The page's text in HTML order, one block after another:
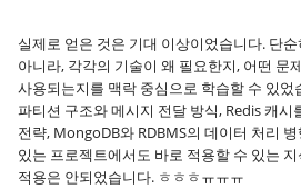
실제로 얻은 것은 기대 이상이었습니다. 단
아니라, 각각의 기술이 왜 필요한지, 어떤 문
사용되는지를 맥락 중심으로 학습할 수 있었
파티션 구조와 메시지 전달 방식, Redis 캐시
전략, MongoDB와 RDBMS의 데이터 처리
있는 프로젝트에서도 바로 적용할 수 있는
적용은 안되었습니다. ㅎㅎㅎㅠㅠㅠ